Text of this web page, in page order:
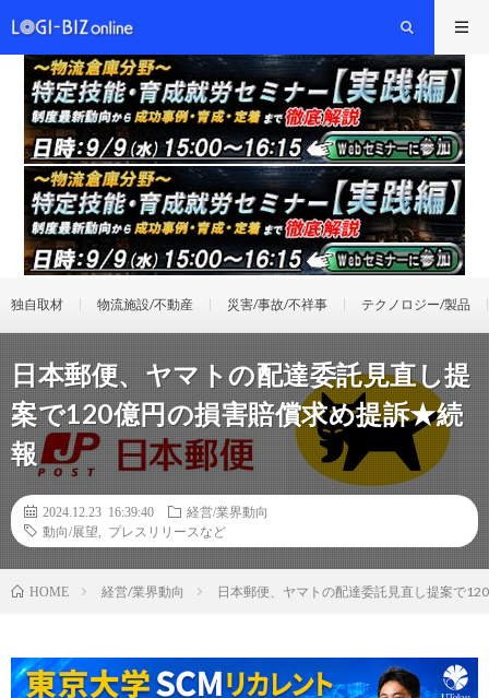
独自取材 物流施設/不動産 災害/事故/不祥事 テクノロジー/製品
日本郵便、ヤマトの配達委託見直し提
案で120億円の損害賠償求め提訴★続
報
2024.12.23 16:39:40
経営/業界動向
動向/展望
プレスリリースなど
HOME 経営/業界動向 日本郵便、ヤマトの配達委託見直し提案で